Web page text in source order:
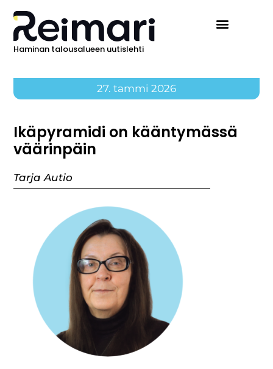
Haminan talousalueen uutislehti
27. tammi 2026
Ikäpyramidi on kääntymässä
väärinpäin
Tarja Autio